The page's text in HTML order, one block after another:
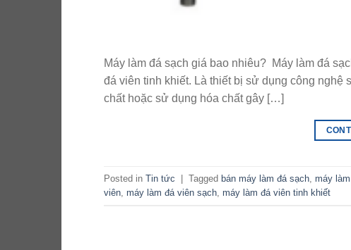
Máy làm đá sạch giá bao nhiêu? Máy làm đá
đá viên tinh khiết. Là thiết bị sử dụng công nghệ
chất hoặc sử dụng hóa chất gây […]
Posted in Tin tức | Tagged bán máy làm đá sạch máy
viên máy làm đá viên sạch máy làm đá viên tinh khiết